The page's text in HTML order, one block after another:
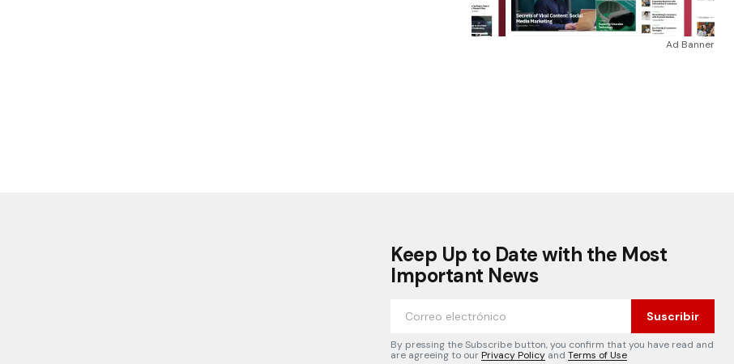
Ad Banner
Keep Up to Date with the Most
Important News
Suscribir
By pressing the Subscribe button, you confirm that you have read and
are agreeing to ourPrivacy Policy and Terms of Use